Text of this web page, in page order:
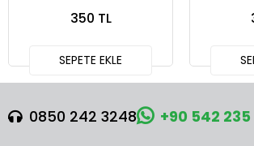
350 TL
SEPETE EKLE
0850 242 3248 +90 542